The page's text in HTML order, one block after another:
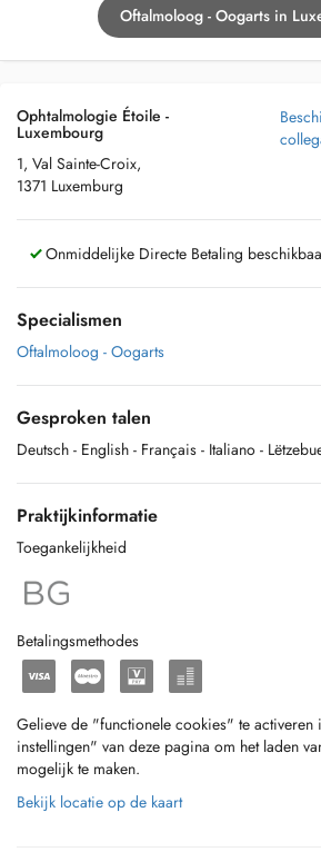
Oftalmoloog - Oogarts in
Ophtalmologie Étoile -
Luxembourg
1, Val Sainte-Croix,
1371 Luxemburg
Onmiddelijke Directe Betaling
Specialismen
Oftalmoloog - Oogarts
Gesproken talen
Deutsch - English - Français - Italiano -
Praktijkinformatie
Toegankelijkheid
Betalingsmethodes
Gelieve de "functionele cookies" te activeren
instellingen" van deze pagina om het laden
mogelijk te maken.
Bekijk locatie op de kaart